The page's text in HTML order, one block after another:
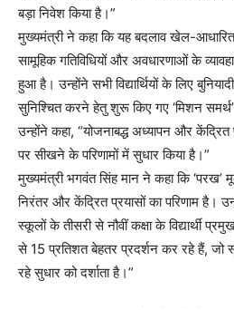
बड़ा निवेश किया है।”
मुख्यमंत्री ने कहा कि यह बदलाव खेल-आधारित
सामूहिक गतिविधियों और अवधारणाओं के
हुआ है। उन्होंने सभी विद्यार्थियों के लिए
सुनिश्चित करने हेतु शुरू किए गए ‘मिशन
उन्होंने कहा, “योजनाबद्ध अध्यापन और
पर सीखने के परिणामों में सुधार किया है।”
मुख्यमंत्री भगवंत सिंह मान ने कहा कि ‘परख’
निरंतर और केंद्रित प्रयासों का परिणाम है।
स्कूलों के तीसरी से नौवीं कक्षा के विद्यार्थी
से 15 प्रतिशत बेहतर प्रदर्शन कर रहे हैं, जो
रहे सुधार को दर्शाता है।”